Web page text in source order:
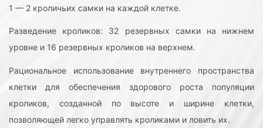
1 — 2 кроличьих самки на каждой клетке.
Разведение кроликов: 32 резервных самки на нижнем
уровне и 16 резервных кроликов на верхнем.
Рациональное использование внутреннего пространства
клетки для обеспечения здорового роста популяции
кроликов, созданной по высоте и ширине клетки,
позволяющей легко управлять кроликами и ловить их.